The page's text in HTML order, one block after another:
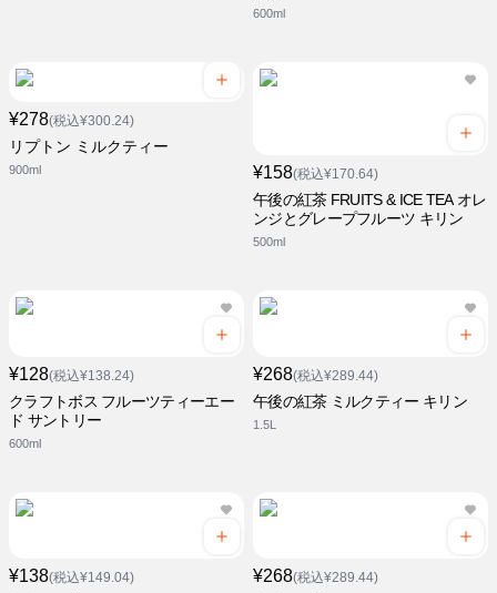
600ml
¥278(税込¥300.24)
リプトン ミルクティー
900ml ¥158(税込¥170.64)
午後の紅茶 FRUITS & ICE TEA オレ
ンジとグレープフルーツ キリン
500ml
¥128(税込¥138.24)
クラフトボス フルーツティーエー
ド サントリー
600ml
¥268(税込¥289.44)
午後の紅茶 ミルクティー キリン
1.5L
¥138(税込¥149.04) ¥268(税込¥289.44)